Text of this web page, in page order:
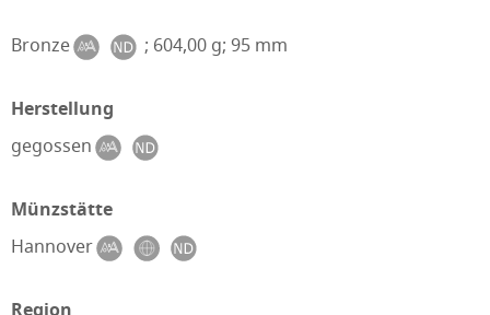
Bronze ; 604,00 g; 95 mm
Herstellung
gegossen
Münzstätte
Hannover
Region